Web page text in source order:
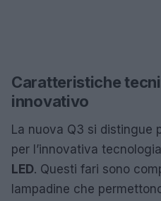
Caratteristiche
innovativo
La nuova Q3 si distingue
per l’innovativa
LED. Questi fari sono
lampadine che